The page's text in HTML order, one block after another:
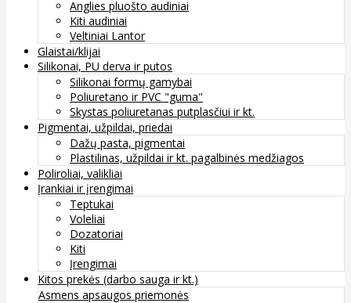
Anglies pluošto audiniai
Kiti audiniai
Veltiniai Lantor
Glaistai/klijai
Silikonai, PU derva ir putos
Silikonai formų gamybai
Poliuretano ir PVC "guma"
Skystas poliuretanas putplasčiui ir kt.
Pigmentai, užpildai, priedai
Dažų pasta, pigmentai
Plastilinas, užpildai ir kt. pagalbinės medžiagos
Poliroliai, valikliai
Įrankiai ir įrengimai
Teptukai
Voleliai
Dozatoriai
Kiti
Įrengimai
Kitos prekės (darbo sauga ir kt.)
Asmens apsaugos priemonės